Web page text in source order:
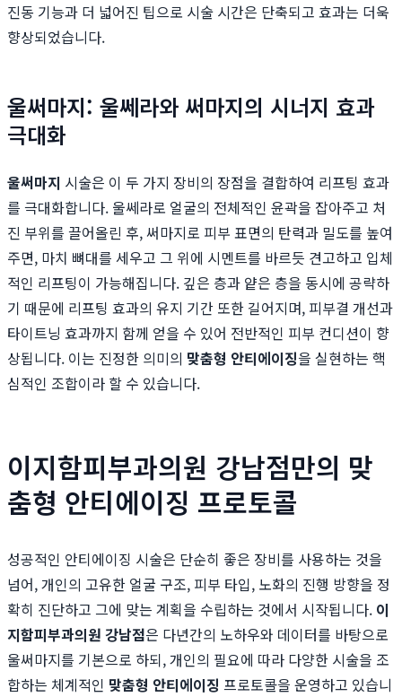
진동 기능과 더 넓어진 팁으로 시술 시간은 단축되고 효과는 더욱
향상되었습니다.
울써마지: 울쎄라와 써마지의 시너지 효과
극대화
울써마지 시술은 이 두 가지 장비의 장점을 결합하여 리프팅 효과
를 극대화합니다. 울쎄라로 얼굴의 전체적인 윤곽을 잡아주고 처
진 부위를 끌어올린 후, 써마지로 피부 표면의 탄력과 밀도를 높여
주면, 마치 뼈대를 세우고 그 위에 시멘트를 바르듯 견고하고 입체
적인 리프팅이 가능해집니다. 깊은 층과 얕은 층을 동시에 공략하
기 때문에 리프팅 효과의 유지 기간 또한 길어지며, 피부결 개선과
타이트닝 효과까지 함께 얻을 수 있어 전반적인 피부 컨디션이 향
상됩니다. 이는 진정한 의미의 맞춤형 안티에이징을 실현하는 핵
심적인 조합이라 할 수 있습니다.
이지함피부과의원 강남점만의 맞
춤형 안티에이징 프로토콜
성공적인 안티에이징 시술은 단순히 좋은 장비를 사용하는 것을
넘어, 개인의 고유한 얼굴 구조, 피부 타입, 노화의 진행 방향을 정
확히 진단하고 그에 맞는 계획을 수립하는 것에서 시작됩니다. 이
지함피부과의원 강남점은 다년간의 노하우와 데이터를 바탕으로
울써마지를 기본으로 하되, 개인의 필요에 따라 다양한 시술을 조
합하는 체계적인 맞춤형 안티에이징 프로토콜을 운영하고 있습니